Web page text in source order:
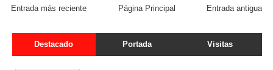
Entrada más reciente Entrada antigua
Página Principal
Destacado Portada Visitas